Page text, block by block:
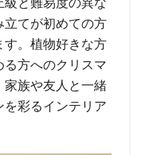
立てが初めての方
す。植物好きな方
方へのクリスマ
家族や友人と一緒
を彩るインテリア